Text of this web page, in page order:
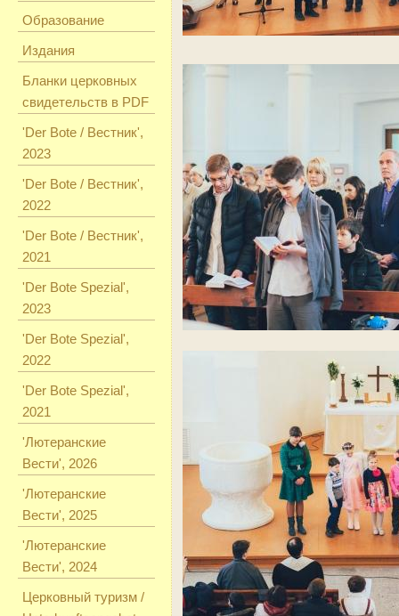
Образование
Издания
Бланки церковных
свидетельств в PDF
'Der Bote / Вестник',
2023
'Der Bote / Вестник',
2022
'Der Bote / Вестник',
2021
'Der Bote Spezial',
2023
'Der Bote Spezial',
2022
'Der Bote Spezial',
2021
'Лютеранские
Вести', 2026
'Лютеранские
Вести', 2025
'Лютеранские
Вести', 2024
Церковный туризм /